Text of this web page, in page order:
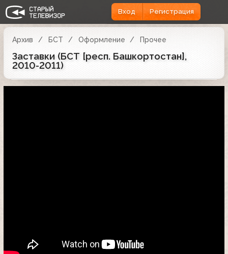
Вход Регистрация
Архив БСТ Оформление Прочее
Заставки (БСТ [респ. Башкортостан],
2010-2011)